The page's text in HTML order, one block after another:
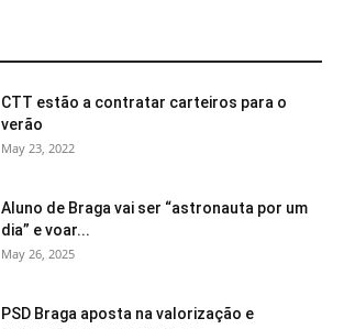
CTT estão a contratar carteiros para o
verão
May 23, 2022
Aluno de Braga vai ser “astronauta por um
dia” e voar...
May 26, 2025
PSD Braga aposta na valorização e